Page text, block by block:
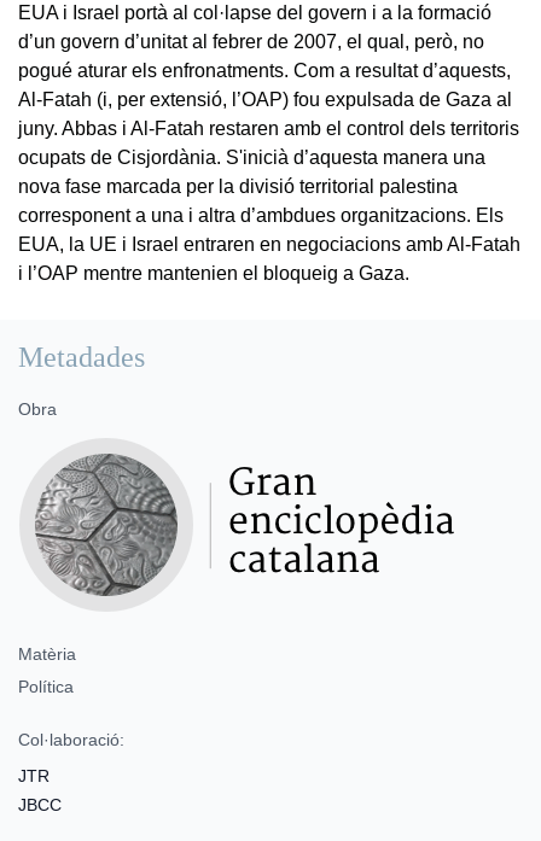
EUA i Israel portà al col·lapse del govern i a la formació
d’un govern d’unitat al febrer de 2007, el qual, però, no
pogué aturar els enfronatments. Com a resultat d’aquests,
Al-Fatah (i, per extensió, l’OAP) fou expulsada de Gaza al
juny. Abbas i Al-Fatah restaren amb el control dels territoris
ocupats de Cisjordània. S'inicià d’aquesta manera una
nova fase marcada per la divisió territorial palestina
corresponent a una i altra d’ambdues organitzacions. Els
EUA, la UE i Israel entraren en negociacions amb Al-Fatah
i l’OAP mentre mantenien el bloqueig a Gaza.
Metadades
Obra
Matèria
Política
Col·laboració:
JTR
JBCC